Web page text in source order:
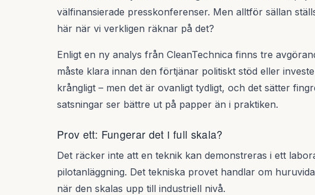
välfinansierade presskonferenser. Men alltför sällan
här när vi verkligen räknar på det?
Enligt en ny analys från CleanTechnica finns tre
måste klara innan den förtjänar politiskt stöd eller
krångligt – men det är ovanligt tydligt, och det sätter
satsningar ser bättre ut på papper än i praktiken.
Prov ett: Fungerar det i full skala?
Det räcker inte att en teknik kan demonstreras i ett
pilotanläggning. Det tekniska provet handlar om
när den skalas upp till industriell nivå.